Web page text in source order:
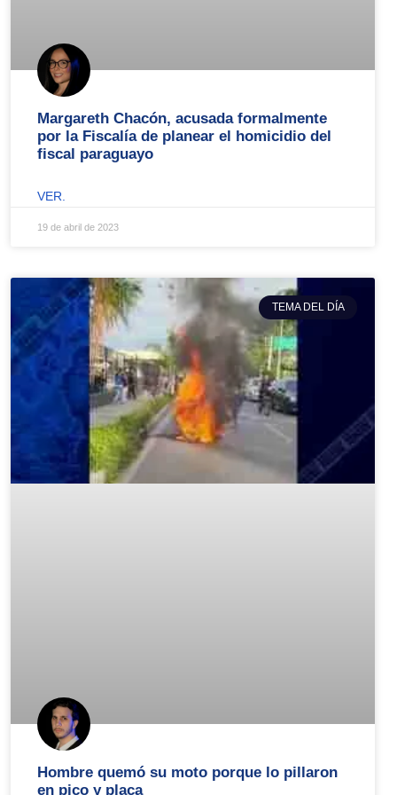
Margareth Chacón, acusada formalmente
por la Fiscalía de planear el homicidio del
fiscal paraguayo
VER.
19 de abril de 2023
TEMA DEL DÍA
Hombre quemó su moto porque lo pillaron
en pico y placa